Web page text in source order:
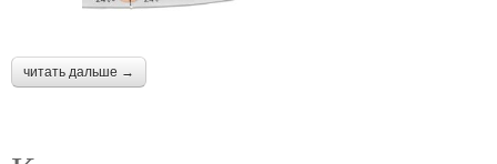
читать дальше →